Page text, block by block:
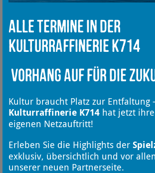
Wo genau ist der Treffpunkt
die Stadtführungen?
Kann ich zu den
auch einfach
Wie kann ich mich für eine
Stadtführung anmelden?
ANFAHRT
Alle Termine in der
Kulturraffinerie K714
Vorhang auf für die
Kultur braucht Platz zur Entfaltung
Kulturraffinerie K714 hat jetzt
eigenen Netzauftritt!
Erleben Sie die Highlights der
exklusiv, übersichtlich und vor
unserer neuen Partnerseite.